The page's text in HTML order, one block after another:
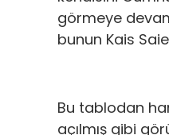
görmeye
bunun Kais
Bu tablodan
açılmış gibi